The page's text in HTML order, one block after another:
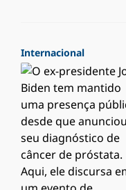
Internacional